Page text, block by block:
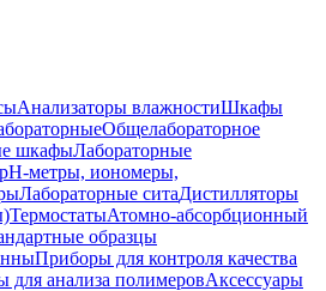
Анализаторы влажностиШкафы
Общелабораторное
шкафыЛабораторные
pH-метры, иономеры,
Лабораторные ситаДистилляторы
ТермостатыАтомно-абсорбционный
образцы
Приборы для контроля качества
для анализа полимеровАксессуары